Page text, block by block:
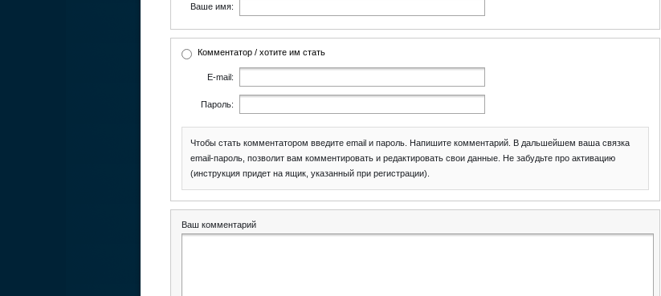
Ваше имя:
Комментатор / хотите им стать
E-mail:
Пароль:
Чтобы стать комментатором введите email и пароль. Напишите комментарий. В дальшейшем ваша связка
email-пароль, позволит вам комментировать и редактировать свои данные. Не забудьте про активацию
(инструкция придет на ящик, указанный при регистрации).
Ваш комментарий